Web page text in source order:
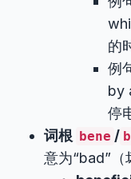
的
例
by
停
词根 bene /
意为“bad”（